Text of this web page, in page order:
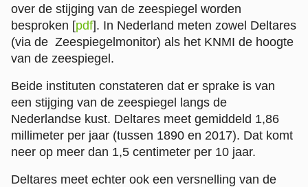
over de stijging van de zeespiegel worden
besproken [pdf]. In Nederland meten zowel Deltares
(via de Zeespiegelmonitor) als het KNMI de hoogte
van de zeespiegel.
Beide instituten constateren dat er sprake is van
een stijging van de zeespiegel langs de
Nederlandse kust. Deltares meet gemiddeld 1,86
millimeter per jaar (tussen 1890 en 2017). Dat komt
neer op meer dan 1,5 centimeter per 10 jaar.
Deltares meet echter ook een versnelling van de